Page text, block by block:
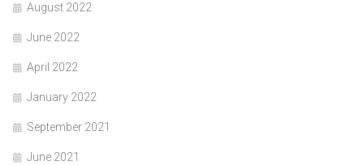
August 2022
June 2022
April 2022
January 2022
September 2021
June 2021